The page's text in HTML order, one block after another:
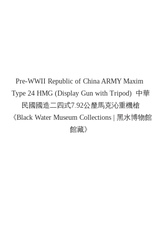
Pre-WWII Republic of China ARMY Maxim
Type 24 HMG (Display Gun with Tripod)  中華
民國國造二四式7.92公釐馬克沁重機槍
《Black Water Museum Collections | 黑水博物館
館藏》